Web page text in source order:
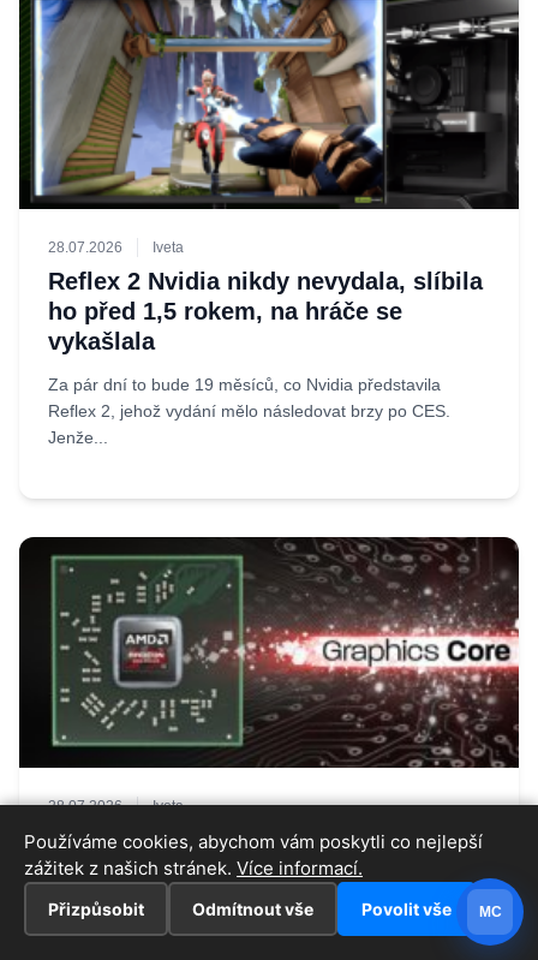
28.07.2026 Iveta
Reflex 2 Nvidia nikdy nevydala, slíbila
ho před 1,5 rokem, na hráče se
vykašlala
Za pár dní to bude 19 měsíců, co Nvidia představila
Reflex 2, jehož vydání mělo následovat brzy po CES.
Jenže...
28.07.2026 Iveta
Architektura GCN po 15 letech končí,
CDNA 5 již vychází z RDNA
Architektura, která navzdory přizabití ze strany Roryho
Reada získala AMD konzole a umožnila společnosti přežít
Používáme cookies, abychom vám poskytli co nejlepší
zážitek z našich stránek. Více informací.
Přizpůsobit Odmítnout vše Povolit vše MC